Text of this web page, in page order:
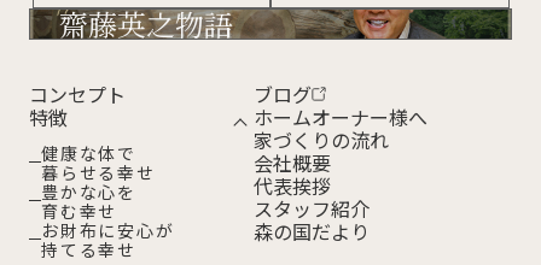
コンセプト
特徴
健康な体で
暮らせる幸せ
豊かな心を
育む幸せ
お財布に安心が
持てる幸せ
ブログ
ホームオーナー様へ
家づくりの流れ
会社概要
代表挨拶
スタッフ紹介
森の国だより
齋藤英之物語